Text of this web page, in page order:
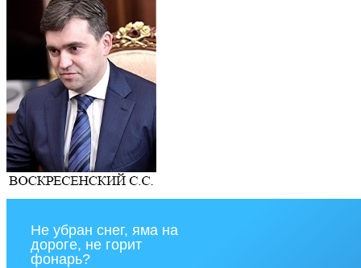
Не убран снег, яма на
дороге, не горит
фонарь?